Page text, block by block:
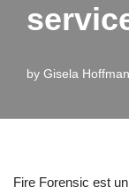
by Gisela
Fire Forensic est